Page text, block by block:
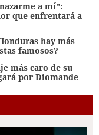
a mí":
que enfrentará a
hay más
famosos?
más caro de su
por Diomande